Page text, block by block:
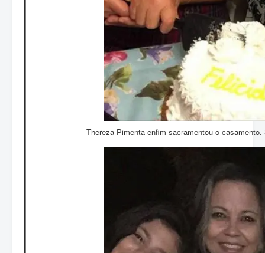
Thereza Pimenta enfim sacramentou o